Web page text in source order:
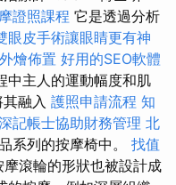
證照課程 它是透過分析
眼皮手術讓眼睛更有神
燴佈置 好用的SEO軟體
中主人的運動幅度和肌
融入 護照申請流程 知
記帳士協助財務管理 北
系列的按摩椅中。 找值
摩滾輪的形狀也被設計成